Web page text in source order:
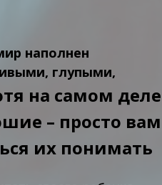
наполнен
глупыми,
на самом деле
– просто вам
их понимать